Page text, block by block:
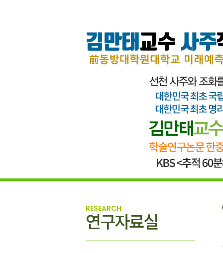
RESEARCH
연구자료실